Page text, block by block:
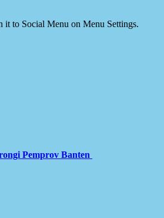
it to Social Menu on Menu Settings.
Pemprov Banten